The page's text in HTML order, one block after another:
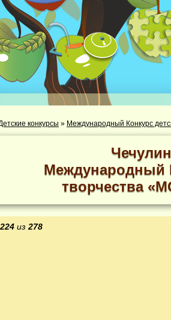
конкурсы » Международный Конкурс
Международный
творчества
224 из 278